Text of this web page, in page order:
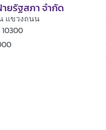
ยรัฐสภา จำกัด
แขวงถนน